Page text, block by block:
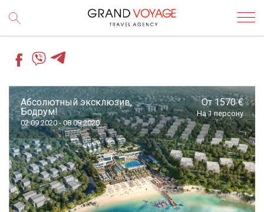
Абсолютный эксклюзив,
Бодрум!
02.09.2020 - 08.09.2020
От 1570 €
На 1 персону